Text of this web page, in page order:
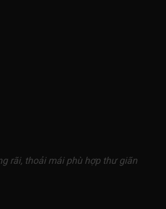
rãi, thoải mái phù hợp thư giãn